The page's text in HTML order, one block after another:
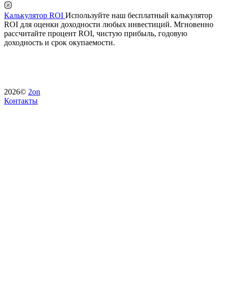
Калькулятор ROI Используйте наш бесплатный калькулятор
ROI для оценки доходности любых инвестиций. Мгновенно
рассчитайте процент ROI, чистую прибыль, годовую
доходность и срок окупаемости.
2026© 2on
Контакты